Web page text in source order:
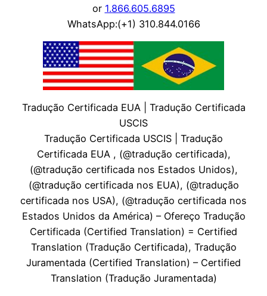
or 1.866.605.6895
WhatsApp:(+1) 310.844.0166
Tradução Certificada EUA | Tradução Certificada
USCIS
Tradução Certificada USCIS | Tradução
Certificada EUA , (@tradução certificada),
(@tradução certificada nos Estados Unidos),
(@tradução certificada nos EUA), (@tradução
certificada nos USA), (@tradução certificada nos
Estados Unidos da América) – Ofereço Tradução
Certificada (Certified Translation) = Certified
Translation (Tradução Certificada), Tradução
Juramentada (Certified Translation) – Certified
Translation (Tradução Juramentada)